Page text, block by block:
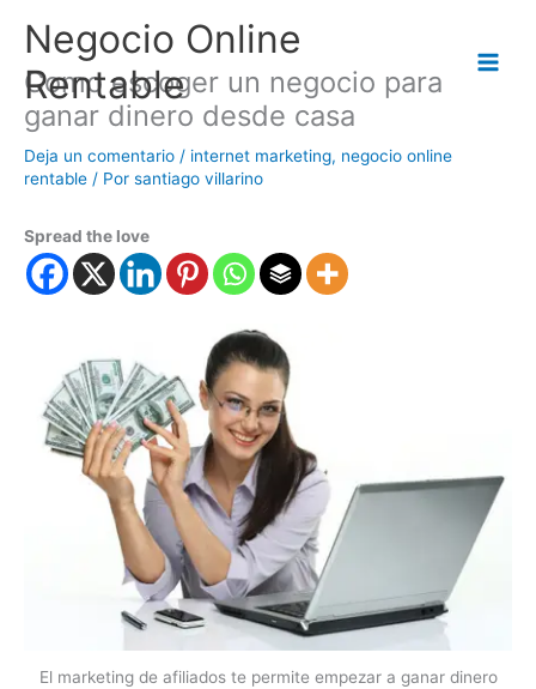
Negocio Online
Rentable
Como escoger un negocio para
ganar dinero desde casa
Deja un comentario / internet marketing, negocio online
rentable / Por santiago villarino
Spread the love
El marketing de afiliados te permite empezar a ganar dinero